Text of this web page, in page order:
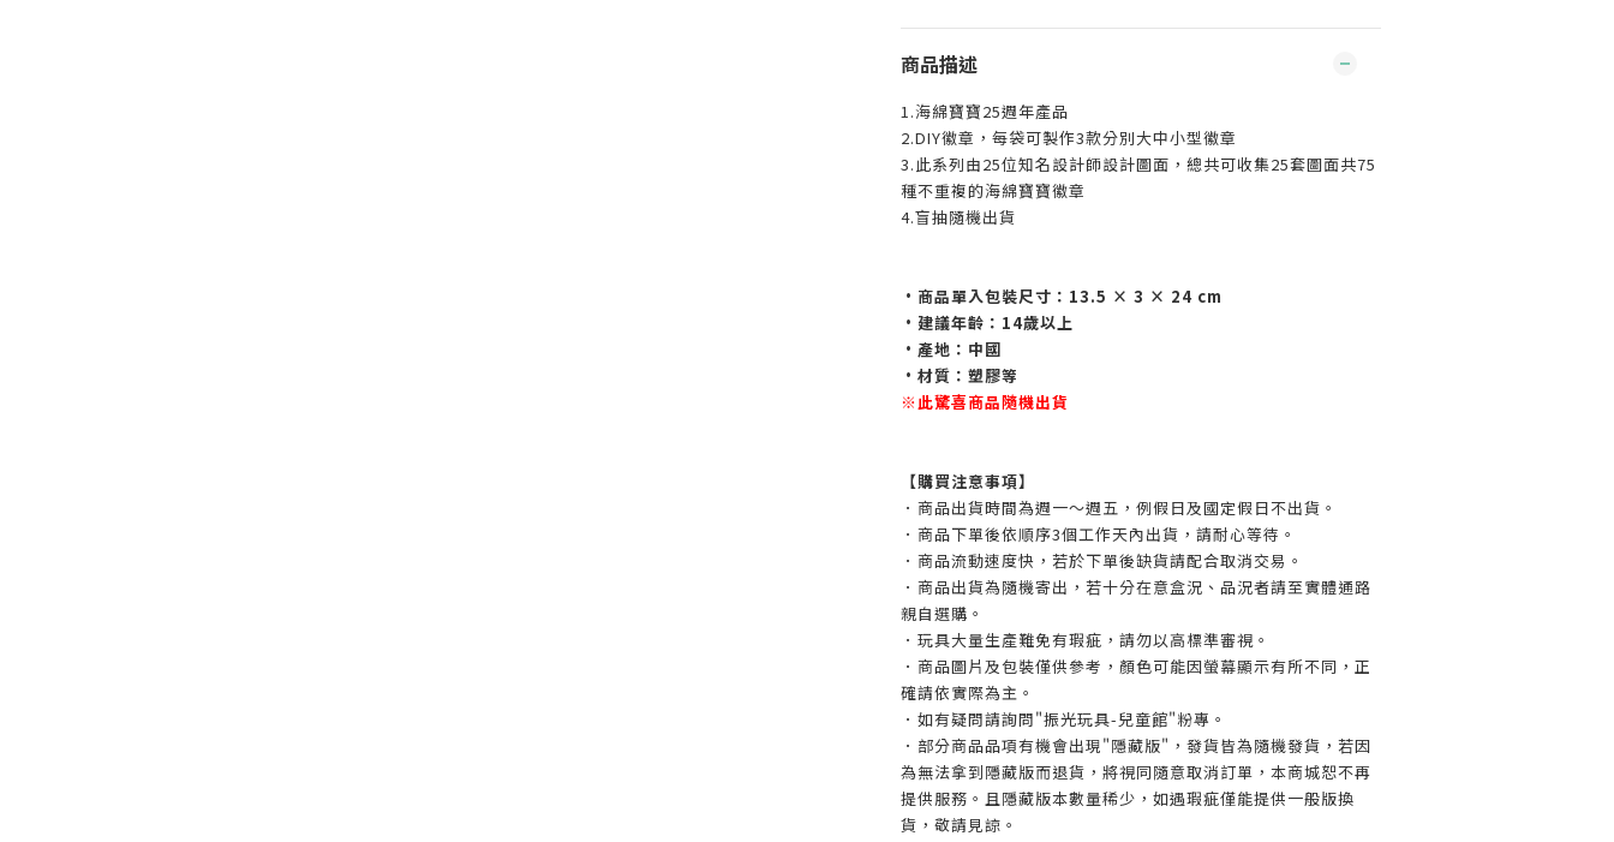
商品描述
1.海綿寶寶25週年產品
2.DIY徽章，每袋可製作3款分別大中小型徽章
3.此系列由25位知名設計師設計圖面，總共可收集25套圖面共75
種不重複的海綿寶寶徽章
4.盲抽隨機出貨
•商品單入包裝尺寸：13.5 × 3 × 24 cm
•建議年齡：14歲以上
•產地：中國
•材質：塑膠等
※此驚喜商品隨機出貨
【購買注意事項】
．商品出貨時間為週一～週五，例假日及國定假日不出貨。
．商品下單後依順序3個工作天內出貨，請耐心等待。
．商品流動速度快，若於下單後缺貨請配合取消交易。
．商品出貨為隨機寄出，若十分在意盒況、品況者請至實體通路
親自選購。
．玩具大量生產難免有瑕疵，請勿以高標準審視。
．商品圖片及包裝僅供參考，顏色可能因螢幕顯示有所不同，正
確請依實際為主。
．如有疑問請詢問"振光玩具-兒童館"粉專。
．部分商品品項有機會出現"隱藏版"，發貨皆為隨機發貨，若因
為無法拿到隱藏版而退貨，將視同隨意取消訂單，本商城恕不再
提供服務。且隱藏版本數量稀少，如遇瑕疵僅能提供一般版換
貨，敬請見諒。